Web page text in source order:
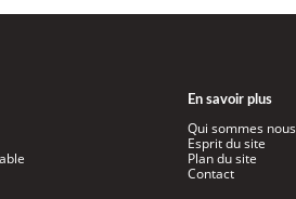
En savoir plus
Qui sommes nous
Esprit du site
Plan du site
Contact